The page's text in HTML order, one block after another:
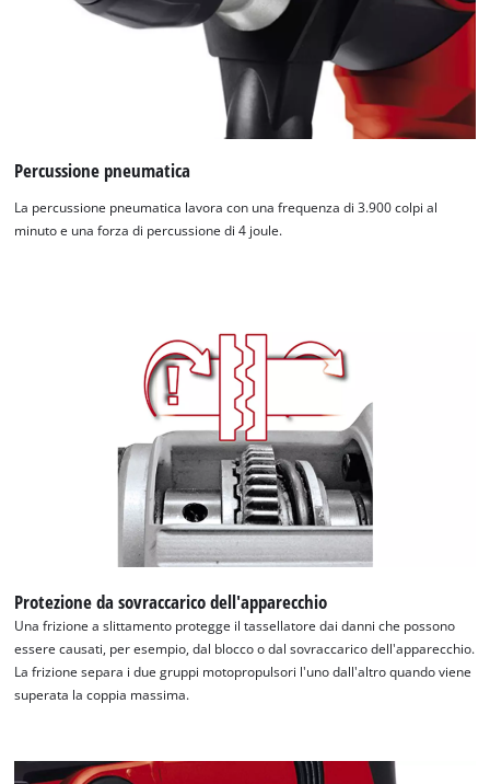
This content is not permitted to load due
to trackers that are not disclosed to the
visitor. The website owner needs to setup
the site with their CMP to add this content
to the list of technologies used.
Powered byUsercentrics Consent
Management Platform
Percussione pneumatica
La percussione pneumatica lavora con una frequenza di 3.900 colpi al
minuto e una forza di percussione di 4 joule.
Protezione da sovraccarico dell'apparecchio
Una frizione a slittamento protegge il tassellatore dai danni che possono
essere causati, per esempio, dal blocco o dal sovraccarico dell'apparecchio.
La frizione separa i due gruppi motopropulsori l'uno dall'altro quando viene
superata la coppia massima.